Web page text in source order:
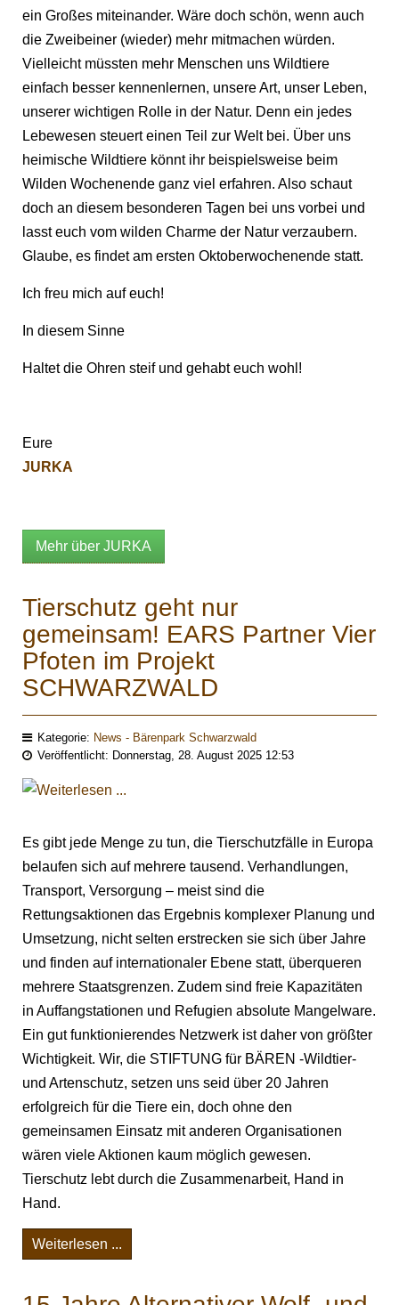
ein Großes miteinander. Wäre doch schön, wenn auch
die Zweibeiner (wieder) mehr mitmachen würden.
Vielleicht müssten mehr Menschen uns Wildtiere
einfach besser kennenlernen, unsere Art, unser Leben,
unserer wichtigen Rolle in der Natur. Denn ein jedes
Lebewesen steuert einen Teil zur Welt bei. Über uns
heimische Wildtiere könnt ihr beispielsweise beim
Wilden Wochenende ganz viel erfahren. Also schaut
doch an diesem besonderen Tagen bei uns vorbei und
lasst euch vom wilden Charme der Natur verzaubern.
Glaube, es findet am ersten Oktoberwochenende statt.
Ich freu mich auf euch!
In diesem Sinne
Haltet die Ohren steif und gehabt euch wohl!
Eure
JURKA
Mehr über JURKA
Tierschutz geht nur
gemeinsam! EARS Partner Vier
Pfoten im Projekt
SCHWARZWALD
Kategorie: News - Bärenpark Schwarzwald
Veröffentlicht: Donnerstag, 28. August 2025 12:53
Es gibt jede Menge zu tun, die Tierschutzfälle in Europa
belaufen sich auf mehrere tausend. Verhandlungen,
Transport, Versorgung – meist sind die
Rettungsaktionen das Ergebnis komplexer Planung und
Umsetzung, nicht selten erstrecken sie sich über Jahre
und finden auf internationaler Ebene statt, überqueren
mehrere Staatsgrenzen. Zudem sind freie Kapazitäten
in Auffangstationen und Refugien absolute Mangelware.
Ein gut funktionierendes Netzwerk ist daher von größter
Wichtigkeit. Wir, die STIFTUNG für BÄREN -Wildtier-
und Artenschutz, setzen uns seid über 20 Jahren
erfolgreich für die Tiere ein, doch ohne den
gemeinsamen Einsatz mit anderen Organisationen
wären viele Aktionen kaum möglich gewesen.
Tierschutz lebt durch die Zusammenarbeit, Hand in
Hand.
Weiterlesen ...